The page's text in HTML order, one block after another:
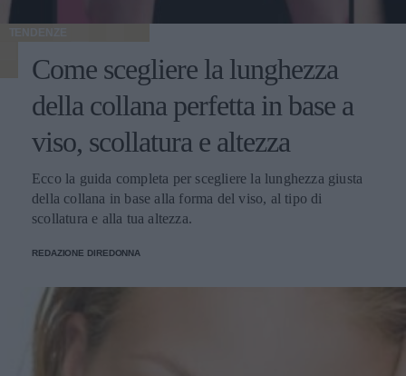
TENDENZE
Come scegliere la lunghezza
della collana perfetta in base a
viso, scollatura e altezza
Ecco la guida completa per scegliere la lunghezza giusta
della collana in base alla forma del viso, al tipo di
scollatura e alla tua altezza.
REDAZIONE DIREDONNA